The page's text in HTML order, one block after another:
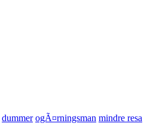
dummer ogÃ¤rningsman mindre resa